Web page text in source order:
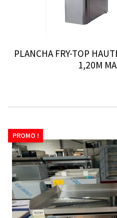
PLANCHA FRY-TOP
1,20M
PROMO !